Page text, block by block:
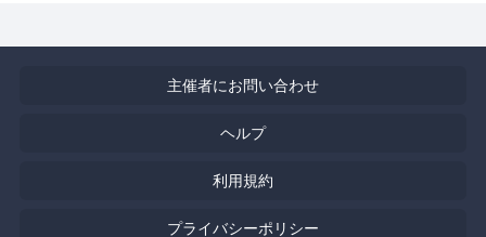
主催者にお問い合わせ
ヘルプ
利用規約
プライバシーポリシー